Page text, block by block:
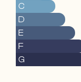
C
D
E
F
G